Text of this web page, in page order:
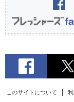
このサイトについて